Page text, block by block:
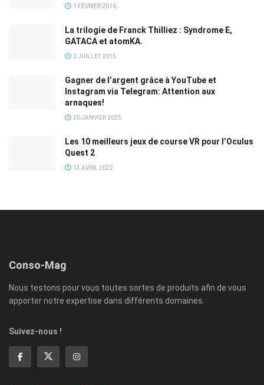
1 FÉVRIER 2016
La trilogie de Franck Thilliez : Syndrome E,
GATACA et atomKA.
2 JUILLET 2015
Gagner de l’argent grâce à YouTube et
Instagram via Telegram: Attention aux
arnaques!
20 JANVIER 2025
Les 10 meilleurs jeux de course VR pour l’Oculus
Quest 2
13 AVRIL 2022
Conso-Mag
Nous testons pour vous toutes sortes de produits afin de vous
apporter notre expertise dans différents domaines.
Suivez-nous !